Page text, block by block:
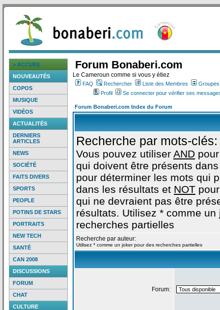
> ACCUEIL
NOUVEAUTÉS
COPOS
MUSIQUE
VIDÉOS
ACTUALITÉS
DERNIERS
ARTICLES
NEWS
SOCIÉTÉ
FAITS DIVERS
SPORTS
PEOPLE
POTINS DE STARS
PORTRAITS
NEW TECH
SANTÉ
CAN 2008
DISCUSSIONS
FORUM
CHAT
CULTURE
Forum Bonaberi.com
Le Cameroun comme si vous y étiez
FAQ Rechercher Liste des Membres
Profil
Se connecter pour vérifier ses
Forum Bonaberi.com Index du Forum
Recherche par mots-clés:
Vous pouvez utiliser AND
qui doivent être présents
pour déterminer les mots qui
dans les résultats et NOT
qui ne devraient pas être
résultats. Utilisez * comme un
recherches partielles
Recherche par auteur:
Utilisez * comme un joker pour des recherches partielles
Forum: